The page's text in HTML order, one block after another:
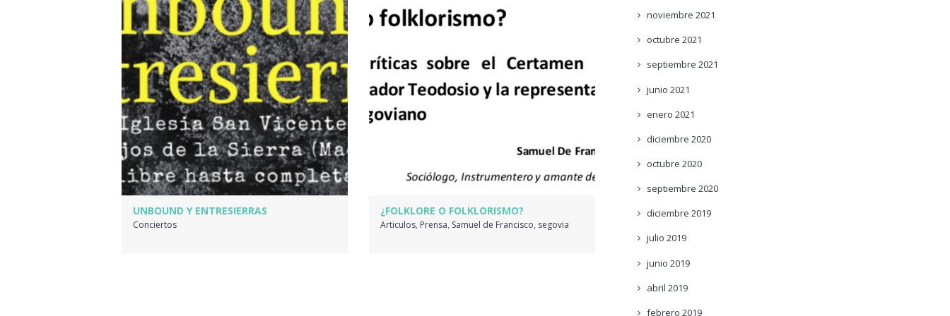
UNBOUND Y ENTRESIERRAS
Conciertos
¿FOLKLORE O FOLKLORISMO?
Articulos, Prensa, Samuel de Francisco, segovia
noviembre 2021
octubre 2021
septiembre 2021
junio 2021
enero 2021
diciembre 2020
octubre 2020
septiembre 2020
diciembre 2019
julio 2019
junio 2019
abril 2019
febrero 2019